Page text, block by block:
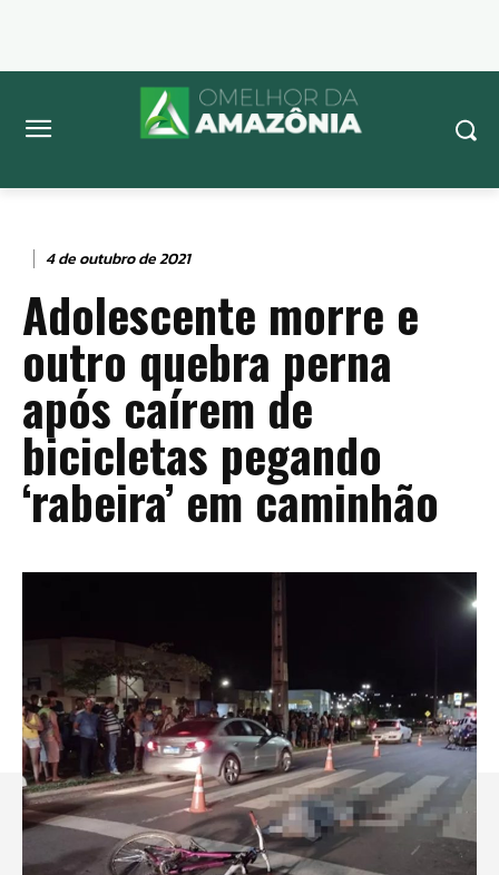
4 de outubro de 2021
Adolescente morre e
outro quebra perna
após caírem de
bicicletas pegando
‘rabeira’ em caminhão